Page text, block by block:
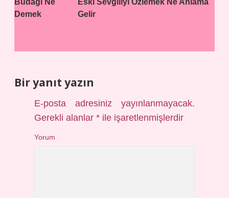
Budagı Ne
Demek
Eski Sevgiliyi Özlemek Ne Anlama
Gelir
Bir yanıt yazın
E-posta adresiniz yayınlanmayacak.
Gerekli alanlar* ile işaretlenmişlerdir
Yorum